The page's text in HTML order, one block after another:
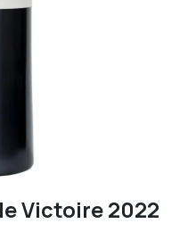
Victoire 2022